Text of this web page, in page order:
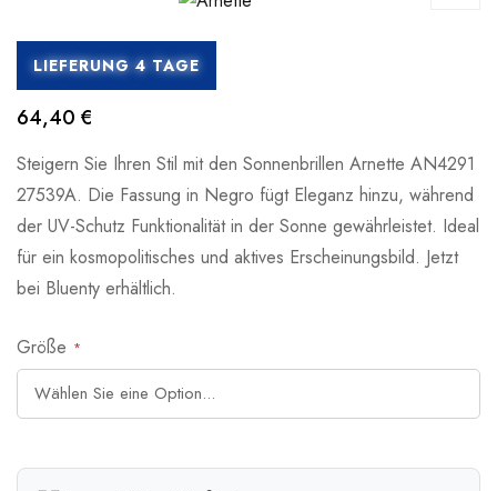
LIEFERUNG 4 TAGE
64,40 €
Steigern Sie Ihren Stil mit den Sonnenbrillen Arnette AN4291
27539A. Die Fassung in Negro fügt Eleganz hinzu, während
der UV-Schutz Funktionalität in der Sonne gewährleistet. Ideal
für ein kosmopolitisches und aktives Erscheinungsbild. Jetzt
bei Bluenty erhältlich.
Größe